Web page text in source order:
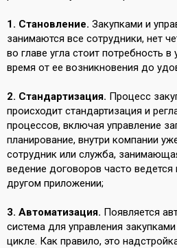
1. Становление. Закупками и
занимаются все сотрудники, нет
во главе угла стоит потребность в
время от ее возникновения до
2. Стандартизация. Процесс
происходит стандартизация и
процессов, включая управление
планирование, внутри компании
сотрудник или служба,
ведение договоров часто ведется
другом приложении;
3. Автоматизация. Появляется
система для управления
цикле. Как правило, это